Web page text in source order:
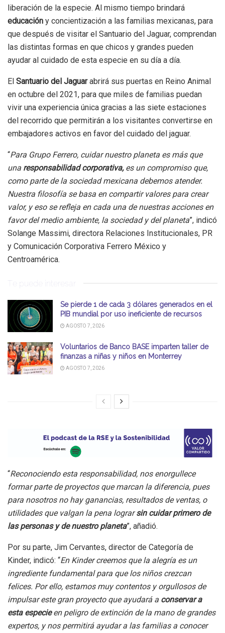
liberación de la especie. Al mismo tiempo brindará
educación y concientización a las familias mexicanas, para
que después de visitar el Santuario del Jaguar, comprendan
las distintas formas en que chicos y grandes pueden
ayudar al cuidado de esta especie en su día a día.
El Santuario del Jaguarabrirá sus puertas en Reino Animal
en octubre del 2021, para que miles de familias puedan
vivir una experiencia única gracias a las siete estaciones
del recorrido que permitirán a los visitantes convertirse en
embajadores activos en favor del cuidado del jaguar.
“Para Grupo Ferrero, cuidar nuestro planeta es más que
una responsabilidad corporativa,es un compromiso que,
como parte de la sociedad mexicana debemos atender.
Nuestra filosofía se basa en compartir valores para crear
valor, y eso se refleja en cada una de nuestras acciones en
favor del medio ambiente, la sociedad y del planeta”, indicó
Solange Massimi, directora Relaciones Institucionales, PR
y Comunicación Corporativa Ferrero México y
Centroamérica.
Te puede interesar
Se pierde 1 de cada 3 dólares generados en el
PIB mundial por uso ineficiente de recursos
AGOSTO 7, 2026
Voluntarios de Banco BASE imparten taller de
finanzas a niñas y niños en Monterrey
AGOSTO 7, 2026
“Reconociendo esta responsabilidad, nos enorgullece
formar parte de proyectos que marcan la diferencia, pues
para nosotros no hay ganancias, resultados de ventas, o
utilidades que valgan la pena lograrsin cuidar primero de
las personas y de nuestro planeta”, añadió.
Por su parte, Jim Cervantes, director de Categoría de
Kinder, indicó: “En Kinder creemos que la alegría es un
ingrediente fundamental para que los niños crezcan
felices. Por ello, estamos muy contentos y orgullosos de
impulsar este gran proyecto que ayudará a conservar a
esta especieen peligro de extinción de la mano de grandes
expertos, y nos permitirá ayudar a las familias a conocer